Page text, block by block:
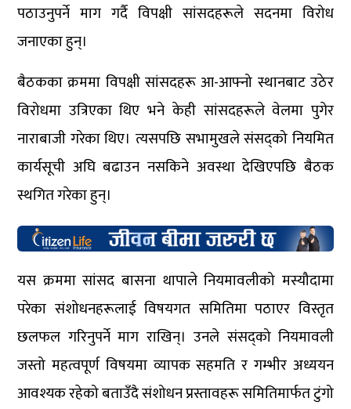
पठाउनुपर्ने माग गर्दै विपक्षी सांसदहरूले सदनमा विरोध
जनाएका हुन्।
बैठकका क्रममा विपक्षी सांसदहरू आ-आफ्नो स्थानबाट उठेर
विरोधमा उत्रिएका थिए भने केही सांसदहरूले वेलमा पुगेर
नाराबाजी गरेका थिए। त्यसपछि सभामुखले संसद्को नियमित
कार्यसूची अघि बढाउन नसकिने अवस्था देखिएपछि बैठक
स्थगित गरेका हुन्।
यस क्रममा सांसद बासना थापाले नियमावलीको मस्यौदामा
परेका संशोधनहरूलाई विषयगत समितिमा पठाएर विस्तृत
छलफल गरिनुपर्ने माग राखिन्। उनले संसद्को नियमावली
जस्तो महत्वपूर्ण विषयमा व्यापक सहमति र गम्भीर अध्ययन
आवश्यक रहेको बताउँदै संशोधन प्रस्तावहरू समितिमार्फत टुंगो